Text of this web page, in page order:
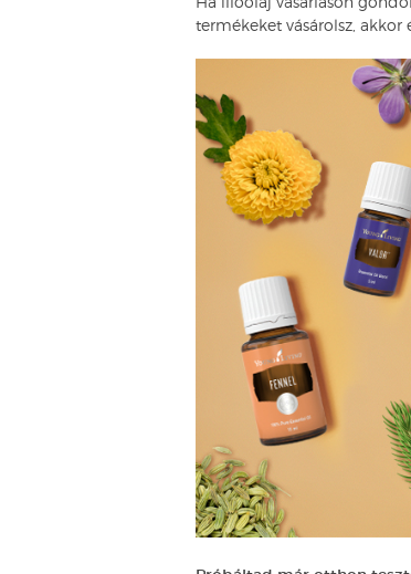
termékeket vásárolsz, akkor